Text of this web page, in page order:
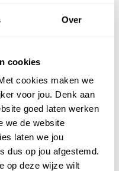
Over
cookies
cookies maken we
voor jou. Denk aan
goed laten werken
we de website
laten we jou
dus op jou afgestemd.
op deze wijze wilt